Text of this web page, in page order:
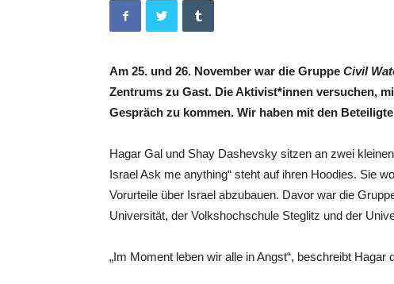
Am 25. und 26. November war die Gruppe Civil
Zentrums zu Gast. Die Aktivist*innen versuchen,
Gespräch zu kommen. Wir haben mit den
Hagar Gal und Shay Dashevsky sitzen an zwei
Israel Ask me anything“ steht auf ihren Hoodies. Sie
Vorurteile über Israel abzubauen. Davor war die
Universität, der Volkshochschule Steglitz und der
„Im Moment leben wir alle in Angst“, beschreibt Hagar